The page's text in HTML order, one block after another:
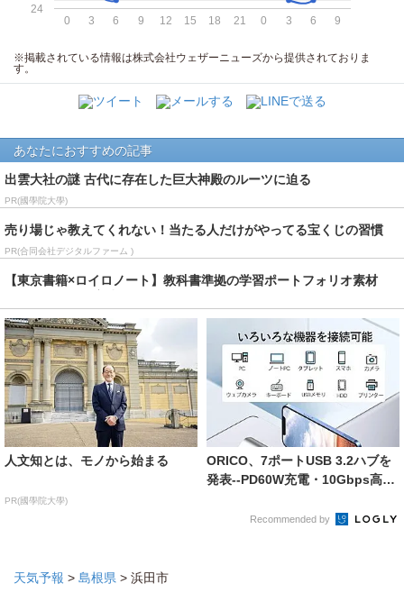
0 3 6 9 12 15 18 21 0 3 6 9
24
※掲載されている情報は株式会社ウェザーニューズから提供されておりま
す。
あなたにおすすめの記事
出雲大社の謎 古代に存在した巨大神殿のルーツに迫る
PR(國學院大學)
売り場じゃ教えてくれない！当たる人だけがやってる宝くじの習慣
PR(合同会社デジタルファーム )
【東京書籍×ロイロノート】教科書準拠の学習ポートフォリオ素材
人文知とは、モノから始まる
PR(國學院大學)
ORICO、7ポートUSB 3.2ハブを
発表--PD60W充電・10Gbps高
Recommended by
天気予報 > 島根県 > 浜田市